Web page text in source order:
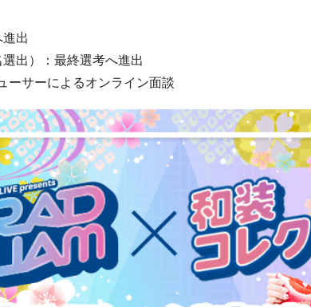
出
出）：最終選考へ進出
ーサーによるオンライン面談